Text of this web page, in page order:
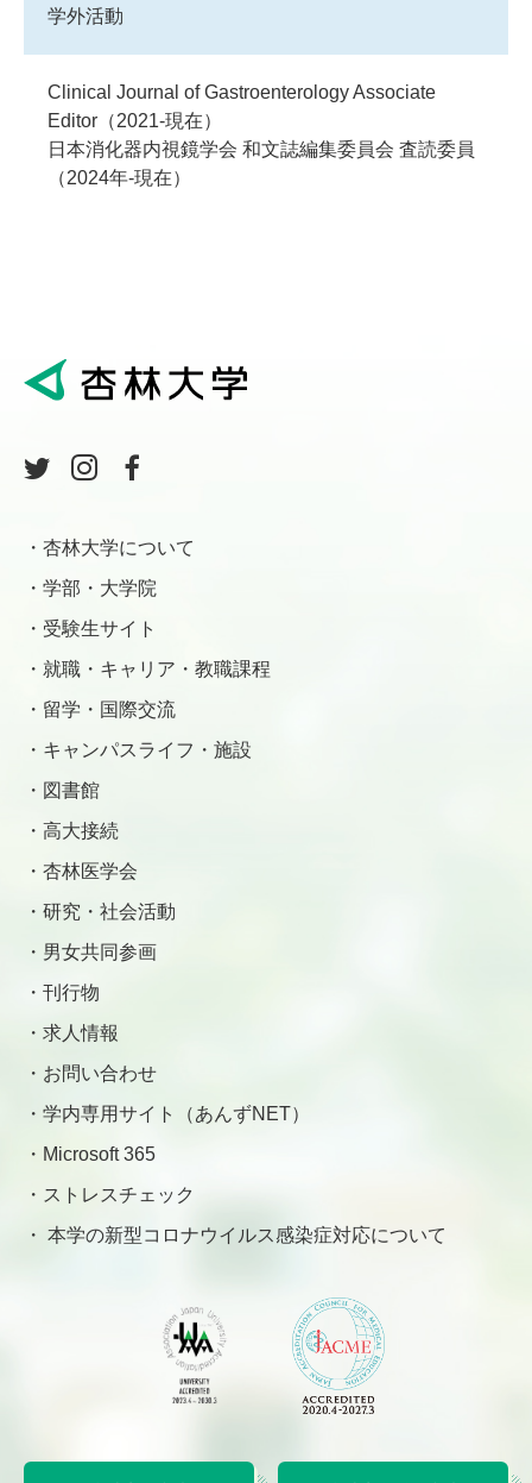
学外活動
Clinical Journal of Gastroenterology Associate
Editor（2021‐現在）
日本消化器内視鏡学会 和文誌編集委員会 査読委員
（2024年-現在）
杏林大学について
学部・大学院
受験生サイト
就職・キャリア・教職課程
留学・国際交流
キャンパスライフ・施設
図書館
高大接続
杏林医学会
研究・社会活動
男女共同参画
刊行物
求人情報
お問い合わせ
学内専用サイト（あんずNET）
Microsoft 365
ストレスチェック
本学の新型コロナウイルス感染症対応について